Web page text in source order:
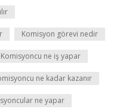
Komisyon görevi nedir
Komisyoncu ne iş yapar
ne kadar kazanır
ne yapar